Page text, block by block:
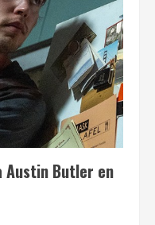
Austin Butler en